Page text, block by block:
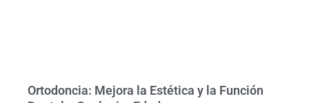
Ortodoncia: Mejora la Estética y la Función